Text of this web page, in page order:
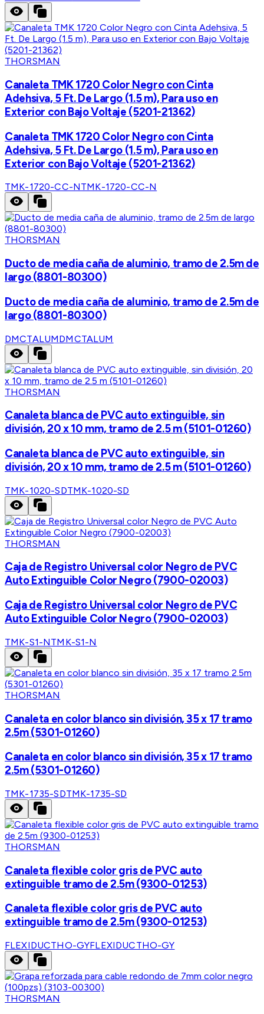
THORSMAN
Canaleta TMK 1720 Color Negro con Cinta
Adehsiva, 5 Ft. De Largo (1.5 m), Para uso en
Exterior con Bajo Voltaje (5201-21362)
Canaleta TMK 1720 Color Negro con Cinta
Adehsiva, 5 Ft. De Largo (1.5 m), Para uso en
Exterior con Bajo Voltaje (5201-21362)
TMK-1720-CC-NTMK-1720-CC-N
THORSMAN
Ducto de media caña de aluminio, tramo de 2.5m de
largo (8801-80300)
Ducto de media caña de aluminio, tramo de 2.5m de
largo (8801-80300)
DMCTALUMDMCTALUM
THORSMAN
Canaleta blanca de PVC auto extinguible, sin
división, 20 x 10 mm, tramo de 2.5 m (5101-01260)
Canaleta blanca de PVC auto extinguible, sin
división, 20 x 10 mm, tramo de 2.5 m (5101-01260)
TMK-1020-SDTMK-1020-SD
THORSMAN
Caja de Registro Universal color Negro de PVC
Auto Extinguible Color Negro (7900-02003)
Caja de Registro Universal color Negro de PVC
Auto Extinguible Color Negro (7900-02003)
TMK-S1-NTMK-S1-N
THORSMAN
Canaleta en color blanco sin división, 35 x 17 tramo
2.5m (5301-01260)
Canaleta en color blanco sin división, 35 x 17 tramo
2.5m (5301-01260)
TMK-1735-SDTMK-1735-SD
THORSMAN
Canaleta flexible color gris de PVC auto
extinguible tramo de 2.5m (9300-01253)
Canaleta flexible color gris de PVC auto
extinguible tramo de 2.5m (9300-01253)
FLEXIDUCTHO-GYFLEXIDUCTHO-GY
THORSMAN